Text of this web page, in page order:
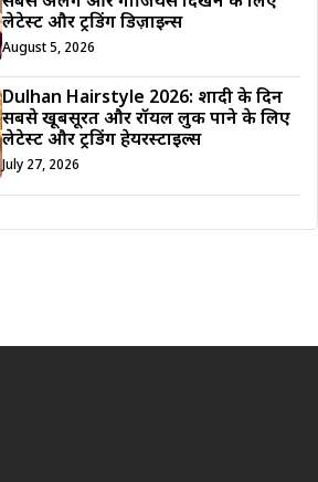
लेटेस्ट और ट्रेंडिंग डिज़ाइन्स
August 5, 2026
Dulhan Hairstyle 2026: शादी के दिन
सबसे खूबसूरत और रॉयल लुक पाने के लिए
लेटेस्ट और ट्रेंडिंग हेयरस्टाइल्स
July 27, 2026